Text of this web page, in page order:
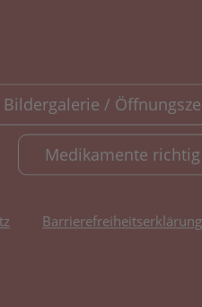
Bildergalerie /
Medikamente
Barrierefreiheitserklärung